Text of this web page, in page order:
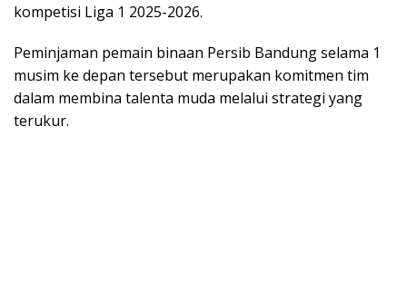
kompetisi Liga 1 2025-2026.
Peminjaman pemain binaan Persib Bandung selama 1
musim ke depan tersebut merupakan komitmen tim
dalam membina talenta muda melalui strategi yang
terukur.